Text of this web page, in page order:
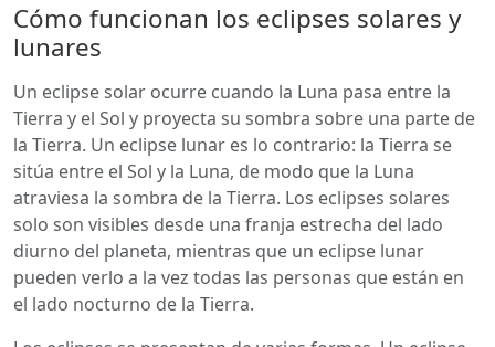
Cómo funcionan los eclipses solares y
lunares
Un eclipse solar ocurre cuando la Luna pasa entre la
Tierra y el Sol y proyecta su sombra sobre una parte de
la Tierra. Un eclipse lunar es lo contrario: la Tierra se
sitúa entre el Sol y la Luna, de modo que la Luna
atraviesa la sombra de la Tierra. Los eclipses solares
solo son visibles desde una franja estrecha del lado
diurno del planeta, mientras que un eclipse lunar
pueden verlo a la vez todas las personas que están en
el lado nocturno de la Tierra.